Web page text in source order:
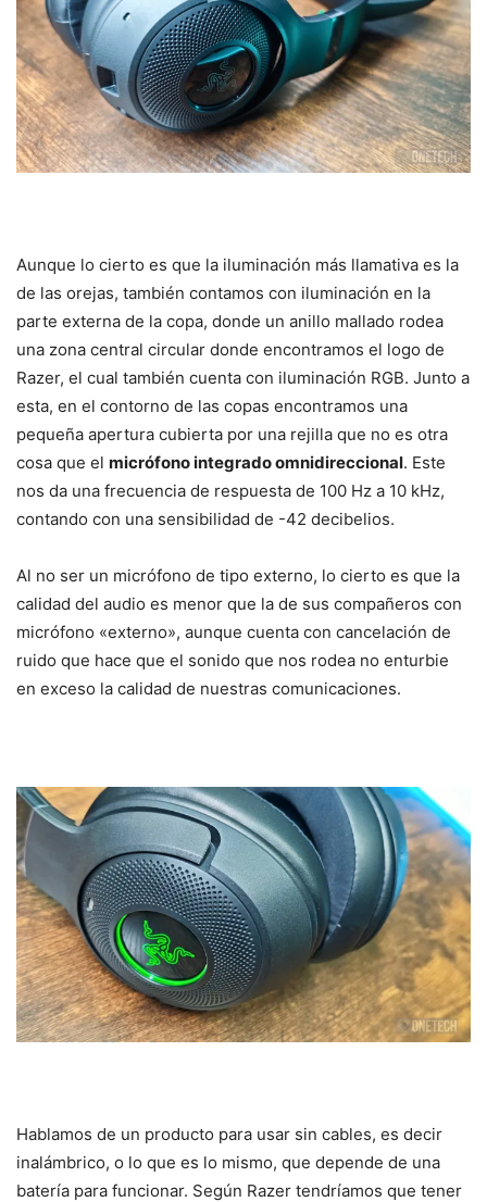
Aunque lo cierto es que la iluminación más llamativa es la
de las orejas, también contamos con iluminación en la
parte externa de la copa, donde un anillo mallado rodea
una zona central circular donde encontramos el logo de
Razer, el cual también cuenta con iluminación RGB. Junto a
esta, en el contorno de las copas encontramos una
pequeña apertura cubierta por una rejilla que no es otra
cosa que el micrófono integrado omnidireccional. Este
nos da una frecuencia de respuesta de 100 Hz a 10 kHz,
contando con una sensibilidad de -42 decibelios.
Al no ser un micrófono de tipo externo, lo cierto es que la
calidad del audio es menor que la de sus compañeros con
micrófono «externo», aunque cuenta con cancelación de
ruido que hace que el sonido que nos rodea no enturbie
en exceso la calidad de nuestras comunicaciones.
Hablamos de un producto para usar sin cables, es decir
inalámbrico, o lo que es lo mismo, que depende de una
batería para funcionar. Según Razer tendríamos que tener